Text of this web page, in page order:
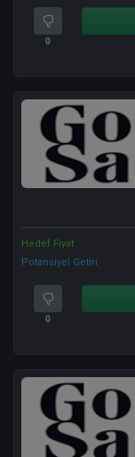
0
Hedef Fiyat
Potansiyel Getiri
0